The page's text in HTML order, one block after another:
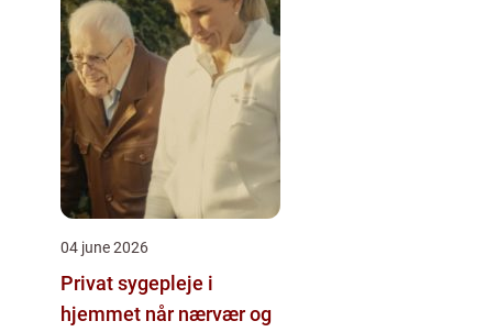
04 june 2026
Privat sygepleje i
hjemmet når nærvær og